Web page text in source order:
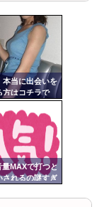
れるんだけどさ
のでいいんだよ」
本当に出会いを
方はコチラで
！！
MAXで打つと
されるの謎すぎ